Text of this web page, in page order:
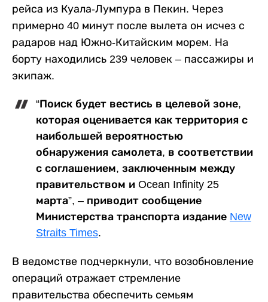
рейса из Куала-Лумпура в Пекин. Через
примерно 40 минут после вылета он исчез с
радаров над Южно-Китайским морем. На
борту находились 239 человек – пассажиры и
экипаж.
“Поиск будет вестись в целевой зоне,
которая оценивается как территория с
наибольшей вероятностью
обнаружения самолета, в соответствии
с соглашением, заключенным между
правительством и Ocean Infinity 25
марта”, – приводит сообщение
Министерства транспорта издание New
Straits Times.
В ведомстве подчеркнули, что возобновление
операций отражает стремление
правительства обеспечить семьям